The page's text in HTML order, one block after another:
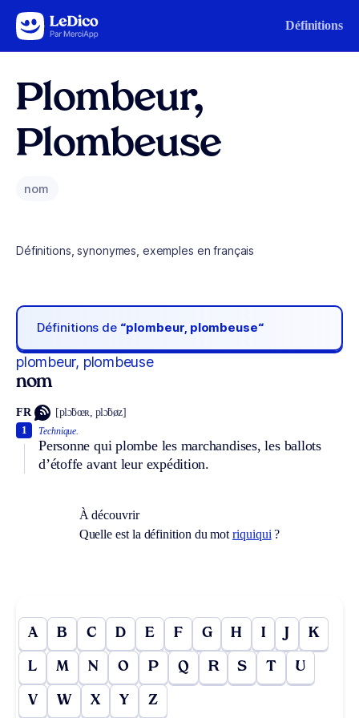
Aller au contenu Définitions
Plombeur,
Plombeuse
nom
Définitions, synonymes, exemples en français
Définitions de “plombeur, plombeuse“
plombeur, plombeuse
nom
FR [plɔ̃bœʀ, plɔ̃bøz]
Technique.
Personne qui plombe les marchandises, les ballots
d’étoffe avant leur expédition.
1
À découvrir
Quelle est la définition du motriquiqui ?
A B C D E F G H I J K
L M N O P Q R S T U
V W X Y Z